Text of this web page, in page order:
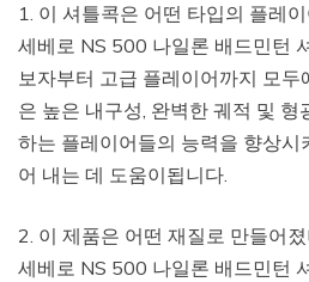
1. 이 셔틀콕은 어떤 타입의 플레
세베로 NS 500 나일론 배드민턴
보자부터 고급 플레이어까지 모두
은 높은 내구성, 완벽한 궤적 및 형
하는 플레이어들의 능력을 향상시
어 내는 데 도움이됩니다.
2. 이 제품은 어떤 재질로 만들어
세베로 NS 500 나일론 배드민턴